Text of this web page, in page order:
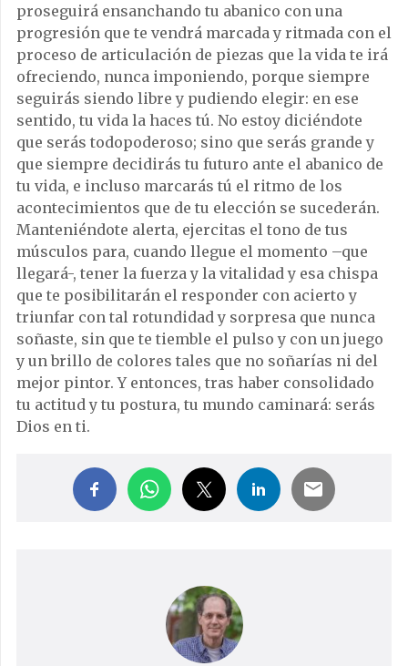
proseguirá ensanchando tu abanico con una
progresión que te vendrá marcada y ritmada con el
proceso de articulación de piezas que la vida te irá
ofreciendo, nunca imponiendo, porque siempre
seguirás siendo libre y pudiendo elegir: en ese
sentido, tu vida la haces tú. No estoy diciéndote
que serás todopoderoso; sino que serás grande y
que siempre decidirás tu futuro ante el abanico de
tu vida, e incluso marcarás tú el ritmo de los
acontecimientos que de tu elección se sucederán.
Manteniéndote alerta, ejercitas el tono de tus
músculos para, cuando llegue el momento –que
llegará-, tener la fuerza y la vitalidad y esa chispa
que te posibilitarán el responder con acierto y
triunfar con tal rotundidad y sorpresa que nunca
soñaste, sin que te tiemble el pulso y con un juego
y un brillo de colores tales que no soñarías ni del
mejor pintor. Y entonces, tras haber consolidado
tu actitud y tu postura, tu mundo caminará: serás
Dios en ti.